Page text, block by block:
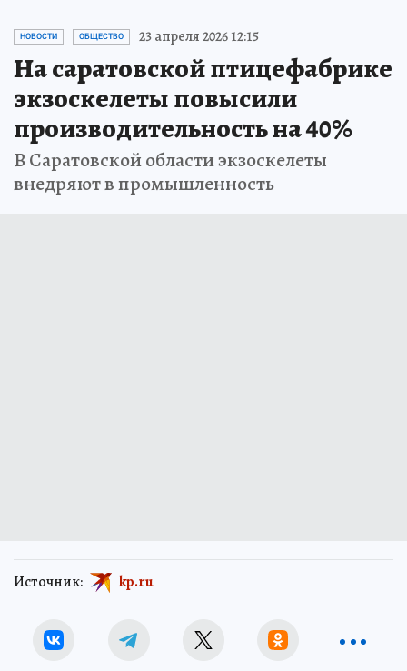
НОВОСТИ ОБЩЕСТВО 23 апреля 2026 12:15
На саратовской птицефабрике
экзоскелеты повысили
производительность на 40%
В Саратовской области экзоскелеты
внедряют в промышленность
Источник: kp.ru